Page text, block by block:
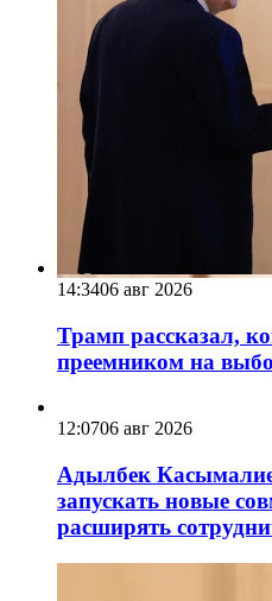
14:3406 авг 2026
Трамп рассказал,
преемником на
12:0706 авг 2026
Адылбек
запускать новые
расширять